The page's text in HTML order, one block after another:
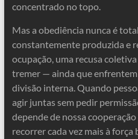
concentrado no topo.
Mas a obediência nunca é
constantemente produzida e
ocupação, uma recusa
tremer — ainda que
divisão interna. Quando
agir juntas sem pedir
depende de nossa
recorrer cada vez mais à